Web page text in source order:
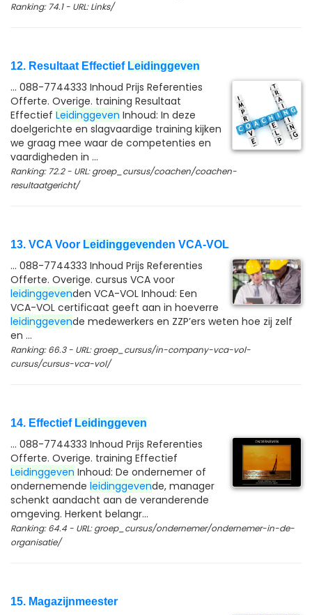
Ranking: 74.1 - URL: Links/
12. Resultaat Effectief Leidinggeven
... 088-7744333 Inhoud Prijs Referenties
Offerte. Overige. training Resultaat
Effectief Leidinggeven Inhoud: In deze
doelgerichte en slagvaardige training kijken
we graag mee waar de competenties en
vaardigheden in ...
Ranking: 72.2 - URL: groep_cursus/coachen/coachen-
resultaatgericht/
13. VCA Voor Leidinggevenden VCA-VOL
... 088-7744333 Inhoud Prijs Referenties
Offerte. Overige. cursus VCA voor
leidinggevenden VCA-VOL Inhoud: Een
VCA-VOL certificaat geeft aan in hoeverre
leidinggevende medewerkers en ZZP’ers weten hoe zij zelf
en ...
Ranking: 66.3 - URL: groep_cursus/in-company-vca-vol-
cursus/cursus-vca-vol/
14. Effectief Leidinggeven
... 088-7744333 Inhoud Prijs Referenties
Offerte. Overige. training Effectief
Leidinggeven Inhoud: De ondernemer of
ondernemende leidinggevende, manager
schenkt aandacht aan de veranderende
omgeving. Herkent belangr...
Ranking: 64.4 - URL: groep_cursus/ondernemer/ondernemer-in-de-
organisatie/
15. Magazijnmeester